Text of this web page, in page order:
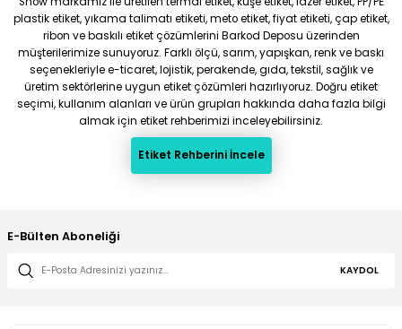
plastik etiket, yıkama talimatı etiketi, meto etiket, fiyat etiketi, çap etiket,
ribon ve baskılı etiket çözümlerini Barkod Deposu üzerinden
müşterilerimize sunuyoruz. Farklı ölçü, sarım, yapışkan, renk ve baskı
seçenekleriyle e-ticaret, lojistik, perakende, gıda, tekstil, sağlık ve
üretim sektörlerine uygun etiket çözümleri hazırlıyoruz. Doğru etiket
seçimi, kullanım alanları ve ürün grupları hakkında daha fazla bilgi
almak için etiket rehberimizi inceleyebilirsiniz.
Etiket Rehberini İncele
E-Bülten Aboneliği
KAYDOL